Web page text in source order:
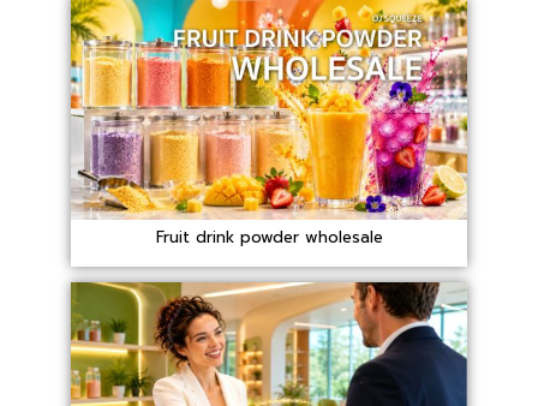
Fruit drink powder wholesale